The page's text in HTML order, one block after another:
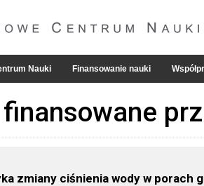
Nauki Finansowanie nauki
zmiany ciśnienia wody w